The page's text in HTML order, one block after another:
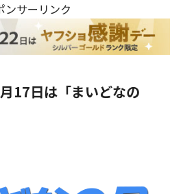
ンサーリンク
17日は「まいどなの